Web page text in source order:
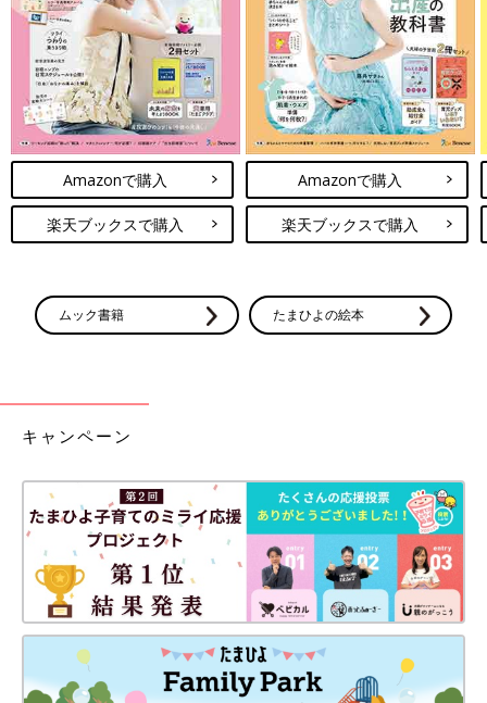
Amazonで購入
楽天ブックスで購入
Amazonで購入
楽天ブックスで購入
ムック書籍 たまひよの絵本
キャンペーン